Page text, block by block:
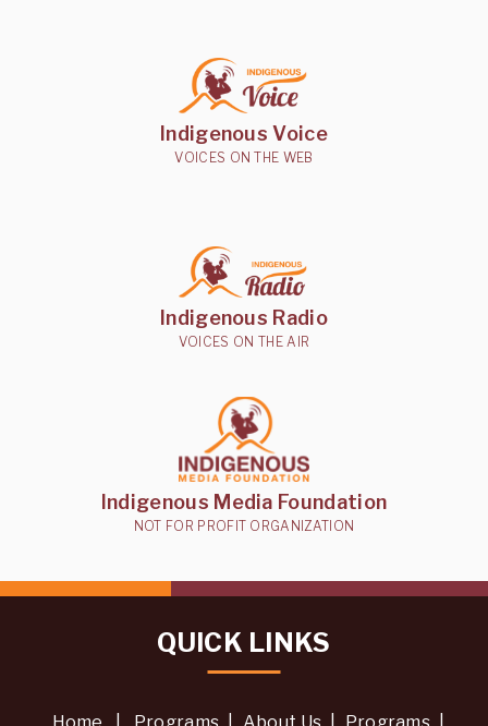
Indigenous Voice
VOICES ON THE WEB
Indigenous Radio
VOICES ON THE AIR
Indigenous Media Foundation
NOT FOR PROFIT ORGANIZATION
QUICK LINKS